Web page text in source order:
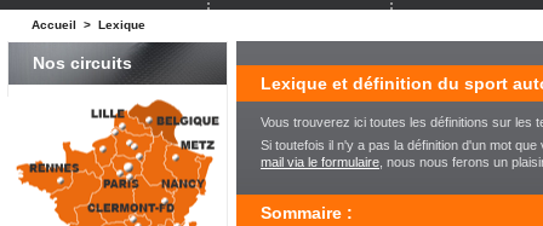
Accueil > Lexique
Nos circuits
Lexique et définition du sport
Vous trouverez ici toutes les définitions sur les
Si toutefois il n'y a pas la définition d'un mot
mail via le formulaire , nous nous ferons un
Sommaire :